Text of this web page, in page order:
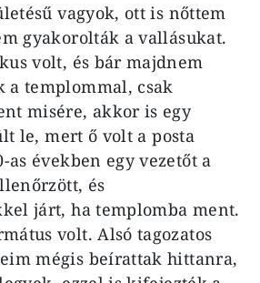
vagyok, ott is nőttem
gyakorolták a vallásukat.
volt, és bár majdnem
a templommal, csak
misére, akkor is egy
le, mert ő volt a posta
as években egy vezetőt a
és
járt, ha templomba ment.
volt. Alsó tagozatos
mégis beírattak hittanra,